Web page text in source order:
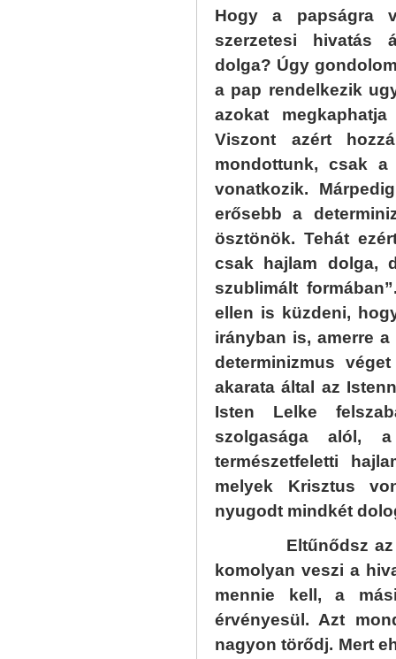
Hogy a papságra
szerzetesi hivatás
dolga? Úgy
a pap rendelkezik
azokat
Viszont azért
mondottunk, csak a
vonatkozik.
erősebb a
ösztönök. Tehát
csak hajlam dolga,
szublimált
ellen is küzdeni,
irányban is, amerre
determinizmus
akarata által az
Isten Lelke
szolgasága alól,
természetfeletti
melyek Krisztus
nyugodt mindkét
Eltűnődsz az
komolyan veszi a
mennie kell, a
érvényesül. Azt
nagyon törődj. Mert